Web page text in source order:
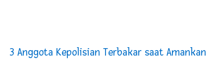
Kurve Kecamatan Medan Tembung Antisipasi Banjir
3 Anggota Kepolisian Terbakar saat Amankan